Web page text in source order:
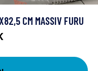
CM MASSIV FURU